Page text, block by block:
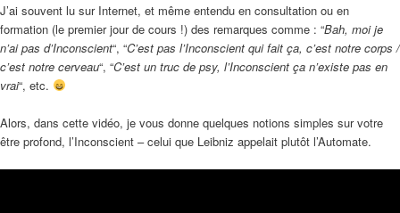
J’ai souvent lu sur Internet, et même entendu en consultation ou en
formation (le premier jour de cours !) des remarques comme : “Bah, moi je
n’ai pas d’Inconscient“, “C’est pas l’Inconscient qui fait ça, c’est notre corps /
c’est notre cerveau“, “C’est un truc de psy, l’Inconscient ça n’existe pas en
vrai“, etc.
Alors, dans cette vidéo, je vous donne quelques notions simples sur votre
être profond, l’Inconscient – celui que Leibniz appelait plutôt l’Automate.